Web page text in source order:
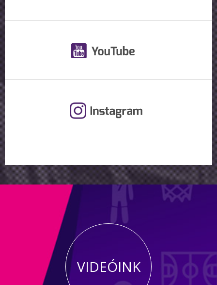
VIDEÓINK